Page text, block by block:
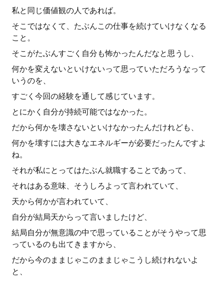
私と同じ価値観の人であれば。
そこではなくて、たぶんこの仕事を続けていけなくなる
こと。
そこがたぶんすごく自分も怖かったんだなと思うし、
何かを変えないといけないって思っていただろうなって
いうのを、
すごく今回の経験を通して感じています。
とにかく自分が持続可能ではなかった。
だから何かを壊さないといけなかったんだけれども、
何かを壊すには大きなエネルギーが必要だったんですよ
ね。
それが私にとってはたぶん就職することであって、
それはある意味、そうしろよって言われていて、
天から何かが言われていて、
自分が結局天からって言いましたけど、
結局自分が無意識の中で思っていることがそうやって思
っているのも出てきますから、
だから今のままじゃこのままじゃこうし続けれないよ
と、